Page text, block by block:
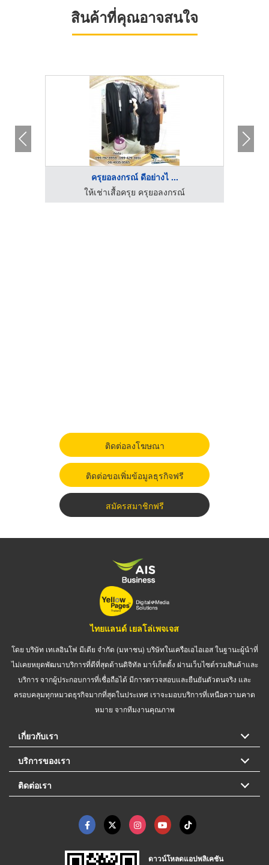
สินค้าที่คุณอาจสนใจ
ครุยอลงกรณ์ ดีอย่างไ ...
ให้เช่าเสื้อครุย ครุยอลงกรณ์
ติดต่อลงโฆษณา
ติดต่อขอเพิ่มข้อมูลธุรกิจฟรี
สมัครสมาชิกฟรี
ไทยแลนด์ เยลโล่เพจเจส
โดย บริษัท เทเลอินโฟ มีเดีย จำกัด (มหาชน) บริษัทในเครือเอไอเอส ในฐานะผู้นำที่
ไม่เคยหยุดพัฒนาบริการที่ดีที่สุดด้านดิจิทัล มาร์เก็ตติ้ง ผ่านเว็บไซต์รวมสินค้าและ
บริการ จากผู้ประกอบการที่เชื่อถือได้ มีการตรวจสอบและยืนยันตัวตนจริง และ
ครอบคลุมทุกหมวดธุรกิจมากที่สุดในประเทศ เราจะมอบบริการที่เหนือความคาด
หมาย จากทีมงานคุณภาพ
เกี่ยวกับเรา
บริการของเรา
ติดต่อเรา
ดาวน์โหลดแอปพลิเคชัน